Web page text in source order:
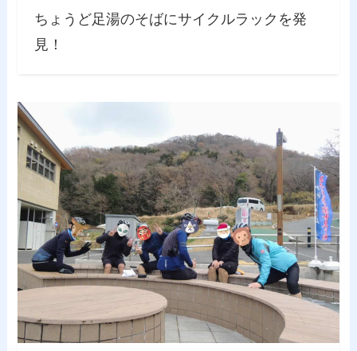
ちょうど足湯のそばにサイクルラックを発
見！